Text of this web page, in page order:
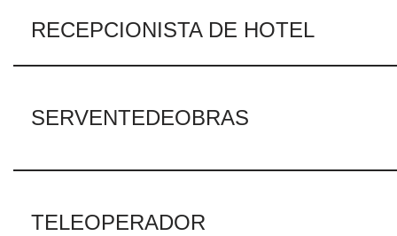
RECEPCIONISTA DE HOTEL
SERVENTEDEOBRAS
TELEOPERADOR